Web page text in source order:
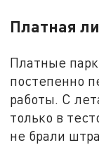
Платная
Платные
постепенно
работы. С
только в
не брали